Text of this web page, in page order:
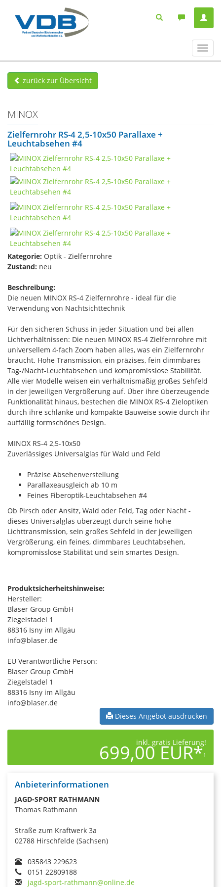
ein-/
zurück zur Übersicht
MINOX
Zielfernrohr RS-4 2,5-10x50 Parallaxe +
Leuchtabsehen #4
Kategorie: Optik - Zielfernrohre
Zustand: neu
Beschreibung:
Die neuen MINOX RS-4 Zielfernrohre - ideal für die
Verwendung von Nachtsichttechnik
Für den sicheren Schuss in jeder Situation und bei allen
Lichtverhältnissen: Die neuen MINOX RS-4 Zielfernrohre mit
universellem 4-fach Zoom haben alles, was ein Zielfernrohr
braucht. Hohe Transmission, ein präzises, fein dimmbares
Tag-/Nacht-Leuchtabsehen und kompromisslose Stabilität.
Alle vier Modelle weisen ein verhältnismäßig großes Sehfeld
in der jeweiligen Vergrößerung auf. Über ihre überzeugende
Funktionalität hinaus, bestechen die MINOX RS-4 Zieloptiken
durch ihre schlanke und kompakte Bauweise sowie durch ihr
auffällig formschönes Design.
MINOX RS-4 2,5-10x50
Zuverlässiges Universalglas für Wald und Feld
Präzise Absehenverstellung
Parallaxeausgleich ab 10 m
Feines Fiberoptik-Leuchtabsehen #4
Ob Pirsch oder Ansitz, Wald oder Feld, Tag oder Nacht -
dieses Universalglas überzeugt durch seine hohe
Lichttransmission, sein großes Sehfeld in der jeweiligen
Vergrößerung, ein feines, dimmbares Leuchtabsehen,
kompromisslose Stabilität und sein smartes Design.
Produktsicherheitshinweise:
Hersteller:
Blaser Group GmbH
Ziegelstadel 1
88316 Isny im Allgäu
info@blaser.de
EU Verantwortliche Person:
Blaser Group GmbH
Ziegelstadel 1
88316 Isny im Allgäu
info@blaser.de
Dieses Angebot ausdrucken
inkl. gratis Lieferung!
699,00 EUR*1
Anbieterinformationen
JAGD-SPORT RATHMANN
Thomas Rathmann
Straße zum Kraftwerk 3a
02788 Hirschfelde (Sachsen)
035843 229623
0151 22809188
jagd-sport-rathmann@online.de